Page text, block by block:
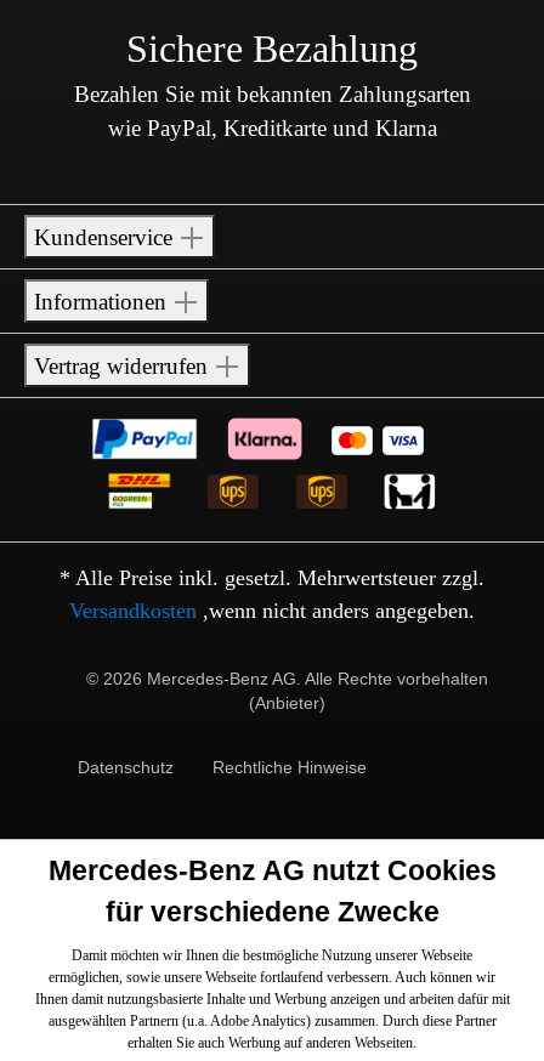
Sichere Bezahlung
Bezahlen Sie mit bekannten Zahlungsarten
wie PayPal, Kreditkarte und Klarna
Kundenservice
Informationen
Vertrag widerrufen
* Alle Preise inkl. gesetzl. Mehrwertsteuer zzgl.
Versandkosten ,wenn nicht anders angegeben.
© 2026 Mercedes-Benz AG. Alle Rechte vorbehalten
(Anbieter)
Datenschutz Rechtliche Hinweise
Mercedes-Benz AG nutzt Cookies
für verschiedene Zwecke
Damit möchten wir Ihnen die bestmögliche Nutzung unserer Webseite
ermöglichen, sowie unsere Webseite fortlaufend verbessern. Auch können wir
Ihnen damit nutzungsbasierte Inhalte und Werbung anzeigen und arbeiten dafür mit
ausgewählten Partnern (u.a. Adobe Analytics) zusammen. Durch diese Partner
erhalten Sie auch Werbung auf anderen Webseiten.